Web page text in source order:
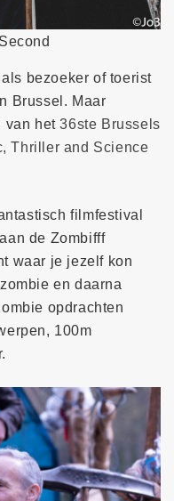
bezoeker of toerist
Brussel. Maar
van het36ste Brussels
Thriller and Science
filmfestival
de Zombifff
waar je jezelf kon
en daarna
opdrachten
100m